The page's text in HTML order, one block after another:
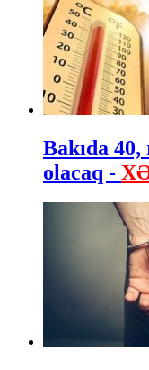
Bakıda
olacaq -